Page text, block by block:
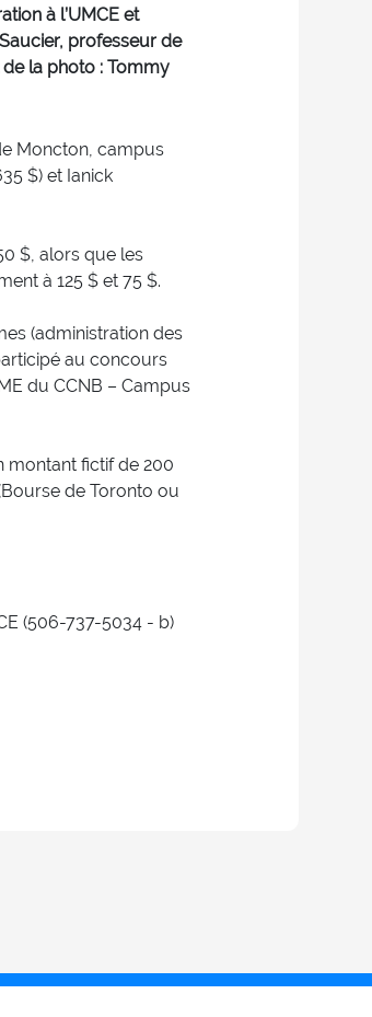
à l’UMCE et
professeur de
la photo : Tommy
Moncton, campus
$) et Ianick
$, alors que les
à 125 $ et 75 $.
(administration des
au concours
du CCNB – Campus
montant fictif de 200
de Toronto ou
(506-737-5034 - b)